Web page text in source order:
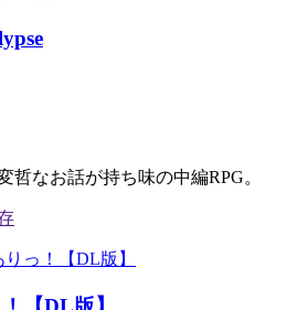
哲なお話が持ち味の中編RPG。